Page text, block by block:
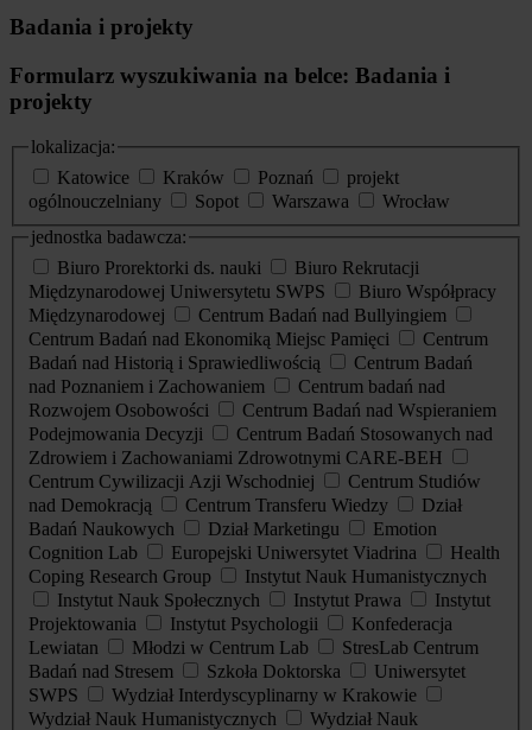
Badania i projekty
Formularz wyszukiwania na belce: Badania i
projekty
lokalizacja:
Katowice
Kraków Poznań
projekt
ogólnouczelniany
Sopot Warszawa
Wrocław
jednostka badawcza:
Biuro Prorektorki ds. nauki
Biuro Rekrutacji
Międzynarodowej Uniwersytetu SWPS
Biuro Współpracy
Międzynarodowej
Centrum Badań nad Bullyingiem
Centrum Badań nad Ekonomiką Miejsc Pamięci
Centrum
Badań nad Historią i Sprawiedliwością
Centrum Badań
nad Poznaniem i Zachowaniem
Centrum badań nad
Rozwojem Osobowości
Centrum Badań nad Wspieraniem
Podejmowania Decyzji
Centrum Badań Stosowanych nad
Zdrowiem i Zachowaniami Zdrowotnymi CARE-BEH
Centrum Cywilizacji Azji Wschodniej
Centrum Studiów
nad Demokracją
Centrum Transferu Wiedzy
Dział
Badań Naukowych
Dział Marketingu
Emotion
Cognition Lab
Europejski Uniwersytet Viadrina
Health
Coping Research Group
Instytut Nauk Humanistycznych
Instytut Nauk Społecznych
Instytut Prawa
Instytut
Projektowania
Instytut Psychologii
Konfederacja
Lewiatan
Młodzi w Centrum Lab
StresLab Centrum
Badań nad Stresem
Szkoła Doktorska
Uniwersytet
SWPS
Wydział Interdyscyplinarny w Krakowie
Wydział Nauk Humanistycznych
Wydział Nauk